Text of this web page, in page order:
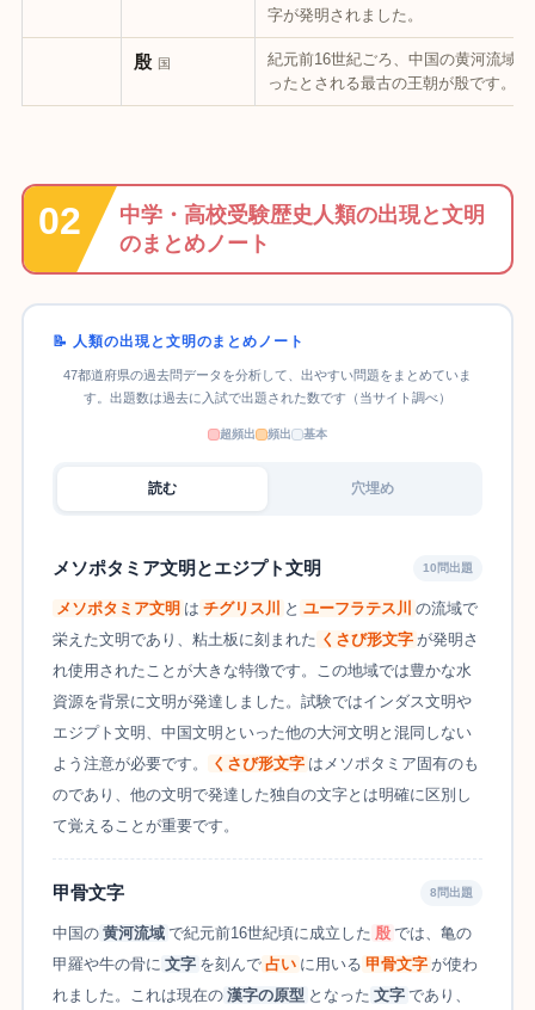
字が発明されました。
殷 国
紀元前16世紀ごろ、中国の黄河流域
ったとされる最古の王朝が殷です。
中学・高校受験歴史人類の出現と文明
のまとめノート
📝 人類の出現と文明のまとめノート
47都道府県の過去問データを分析して、出やすい問題をまとめていま
す。出題数は過去に入試で出題された数です（当サイト調べ）
超頻出 頻出 基本
読む 穴埋め
メソポタミア文明とエジプト文明 10問出題
メソポタミア文明 は チグリス川 と ユーフラテス川 の流域で
栄えた文明であり、粘土板に刻まれた くさび形文字 が発明さ
れ使用されたことが大きな特徴です。この地域では豊かな水
資源を背景に文明が発達しました。試験ではインダス文明や
エジプト文明、中国文明といった他の大河文明と混同しない
よう注意が必要です。
くさび形文字 はメソポタミア固有のも
のであり、他の文明で発達した独自の文字とは明確に区別し
て覚えることが重要です。
甲骨文字 8問出題
中国の 黄河流域 で紀元前16世紀頃に成立した 殷 では、亀の
甲羅や牛の骨に 文字 を刻んで 占い に用いる 甲骨文字 が使わ
れました。これは現在の 漢字の原型 となった 文字 であり、